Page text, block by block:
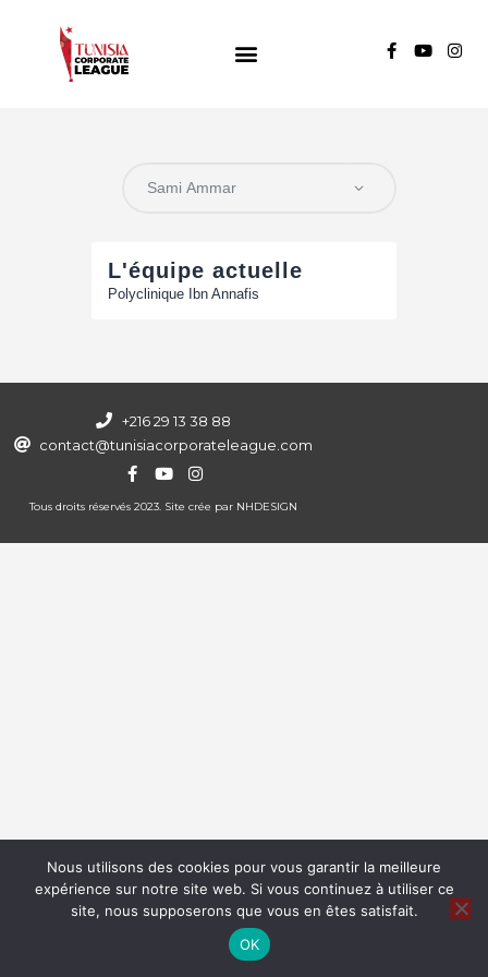
TUNISIA CORPORATE LEAGUE
Groupe B
L'équipe actuelle
Polyclinique Ibn Annafis
+216 29 13 38 88
contact@tunisiacorporateleague.com
Tous droits réservés 2023. Site crée par NHDESIGN
Nous utilisons des cookies pour vous garantir la meilleure
expérience sur notre site web. Si vous continuez à utiliser ce
site, nous supposerons que vous en êtes satisfait.
OK